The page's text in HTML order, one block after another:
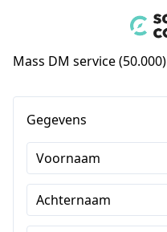
Mass DM service (50.000)
Gegevens
Voornaam
Achternaam